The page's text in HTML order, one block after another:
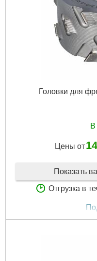
Головки для
В
Цены от
Показать
Отгрузка в